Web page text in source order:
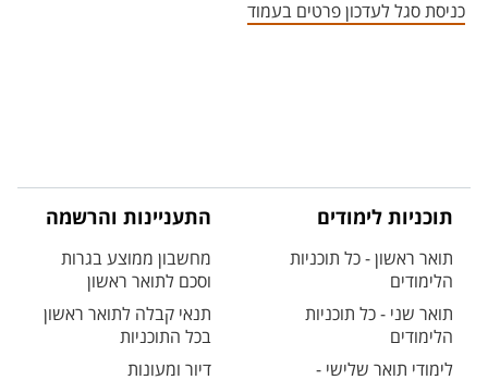
כניסת סגל לעדכון פרטים בעמוד
תוכניות לימודים
תואר ראשון - כל תוכניות
הלימודים
תואר שני - כל תוכניות
הלימודים
לימודי תואר שלישי -
התעניינות והרשמה
מחשבון ממוצע בגרות
וסכם לתואר ראשון
תנאי קבלה לתואר ראשון
בכל התוכניות
דיור ומעונות